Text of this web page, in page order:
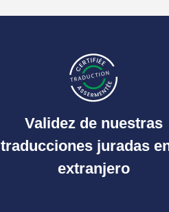
Validez de nuestras
traducciones juradas
extranjero